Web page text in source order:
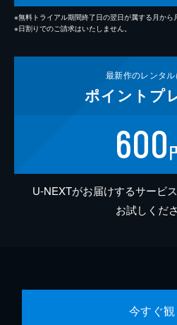
※無料トライアル期間終了日の翌日が属する月から
※日割りでのご請求はいたしません。
最新作のレンタ
ポイント プ
600
U-NEXTがお届けするサービ
お試しくださ
今すぐ観